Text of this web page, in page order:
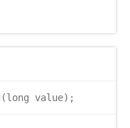
value);